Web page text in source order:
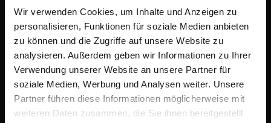
Wir verwenden Cookies, um Inhalte und Anzeigen zu
personalisieren, Funktionen für soziale Medien anbieten
zu können und die Zugriffe auf unsere Website zu
analysieren. Außerdem geben wir Informationen zu Ihrer
Verwendung unserer Website an unsere Partner für
soziale Medien, Werbung und Analysen weiter. Unsere
Partner führen diese Informationen möglicherweise mit
weiteren Daten zusammen, die Sie ihnen bereitgestellt
Unser Unternehmen
Scalable Hosting Solutions OÜ
Registrierungscode: 14652605
Umsatzsteuer-Identifikationsnummer: EE102133820
Adresse: Harju maakond, Tallinn, Kesklinna linnaosa,
Vesivärava tn 50-201, 10152